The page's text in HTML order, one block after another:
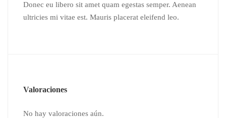
Donec eu libero sit amet quam egestas semper. Aenean
ultricies mi vitae est. Mauris placerat eleifend leo.
Valoraciones
No hay valoraciones aún.